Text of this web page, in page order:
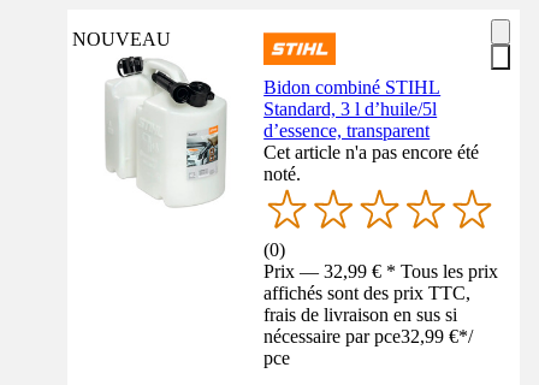
NOUVEAU
Bidon combiné STIHL
Standard, 3 l d’huile/5l
d’essence, transparent
Cet article n'a pas encore été
noté.
(0)
Prix — 32,99 € * Tous les prix
affichés sont des prix TTC,
frais de livraison en sus si
nécessaire par pce32,99 €*/
pce